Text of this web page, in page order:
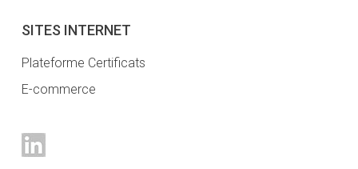
SITES INTERNET
Plateforme Certificats
E-commerce